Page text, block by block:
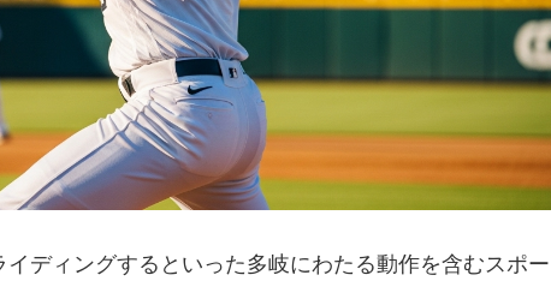
ディングするといった多岐にわたる動作を含むスポー